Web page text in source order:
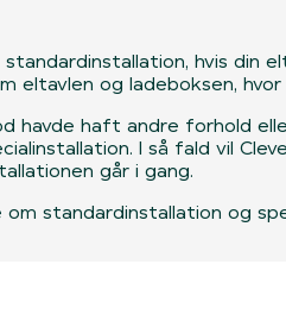
hvis din
eltavlen og ladeboksen,
havde haft andre forhold
I så fald vil
går i gang.
standardinstallation og